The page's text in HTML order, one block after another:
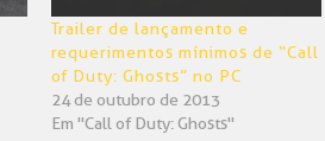
Trailer de lançamento e
requerimentos mínimos de “Call
of Duty: Ghosts” no PC
24 de outubro de 2013
Em "Call of Duty: Ghosts"